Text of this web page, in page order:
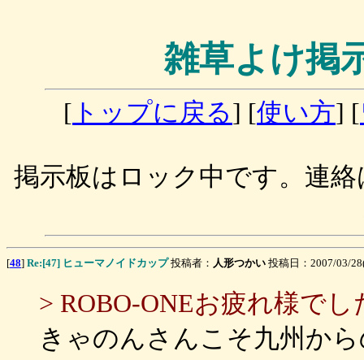
雑草よけ掲
[ トップに戻る] [使い方] [
掲示板はロック中です。連
[48] Re:[47] ヒューマノイドカップ投稿者： 人形つかい 投稿日：2007/03/
> ROBO-ONEお疲れ様でし
きゃのんさんこそ九州か